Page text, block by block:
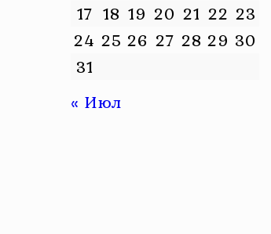
17 18 19 20 21 22 23
24 25 26 27 28 29 30
31
« Июл